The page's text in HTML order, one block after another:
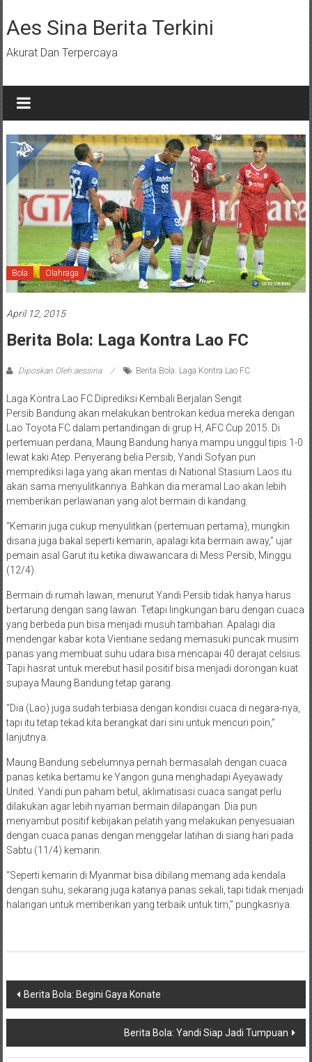
ke
konten
Aes Sina Berita Terkini
Akurat Dan Terpercaya
Bola Olahraga
April 12, 2015
Berita Bola: Laga Kontra Lao FC
Diposkan Oleh:aessina Berita Bola: Laga Kontra Lao FC
Laga Kontra Lao FC Diprediksi Kembali Berjalan Sengit
Persib Bandung akan melakukan bentrokan kedua mereka dengan
Lao Toyota FC dalam pertandingan di grup H, AFC Cup 2015. Di
pertemuan perdana, Maung Bandung hanya mampu unggul tipis 1-0
lewat kaki Atep. Penyerang belia Persib, Yandi Sofyan pun
memprediksi laga yang akan mentas di National Stasium Laos itu
akan sama menyulitkannya. Bahkan dia meramal Lao akan lebih
memberikan perlawanan yang alot bermain di kandang.
“Kemarin juga cukup menyulitkan (pertemuan pertama), mungkin
disana juga bakal seperti kemarin, apalagi kita bermain away,” ujar
pemain asal Garut itu ketika diwawancara di Mess Persib, Minggu
(12/4).
Bermain di rumah lawan, menurut Yandi Persib tidak hanya harus
bertarung dengan sang lawan. Tetapi lingkungan baru dengan cuaca
yang berbeda pun bisa menjadi musuh tambahan. Apalagi dia
mendengar kabar kota Vientiane sedang memasuki puncak musim
panas yang membuat suhu udara bisa mencapai 40 derajat celsius.
Tapi hasrat untuk merebut hasil positif bisa menjadi dorongan kuat
supaya Maung Bandung tetap garang.
“Dia (Lao) juga sudah terbiasa dengan kondisi cuaca di negara-nya,
tapi itu tetap tekad kita berangkat dari sini untuk mencuri poin,”
lanjutnya.
Maung Bandung sebelumnya pernah bermasalah dengan cuaca
panas ketika bertamu ke Yangon guna menghadapi Ayeyawady
United. Yandi pun paham betul, aklimatisasi cuaca sangat perlu
dilakukan agar lebih nyaman bermain dilapangan. Dia pun
menyambut positif kebijakan pelatih yang melakukan penyesuaian
dengan cuaca panas dengan menggelar latihan di siang hari pada
Sabtu (11/4) kemarin.
“Seperti kemarin di Myanmar bisa dibilang memang ada kendala
dengan suhu, sekarang juga katanya panas sekali, tapi tidak menjadi
halangan untuk memberikan yang terbaik untuk tim,” pungkasnya.
Navigasi
pos
Berita Bola: Begini Gaya Konate
Berita Bola: Yandi Siap Jadi Tumpuan